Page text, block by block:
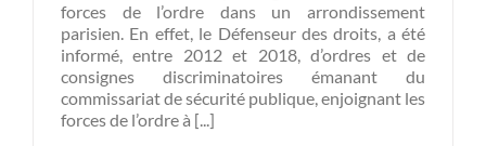
forces de l’ordre dans un arrondissement
parisien. En effet, le Défenseur des droits, a été
informé, entre 2012 et 2018, d’ordres et de
consignes discriminatoires émanant du
commissariat de sécurité publique, enjoignant les
forces de l’ordre à [...]